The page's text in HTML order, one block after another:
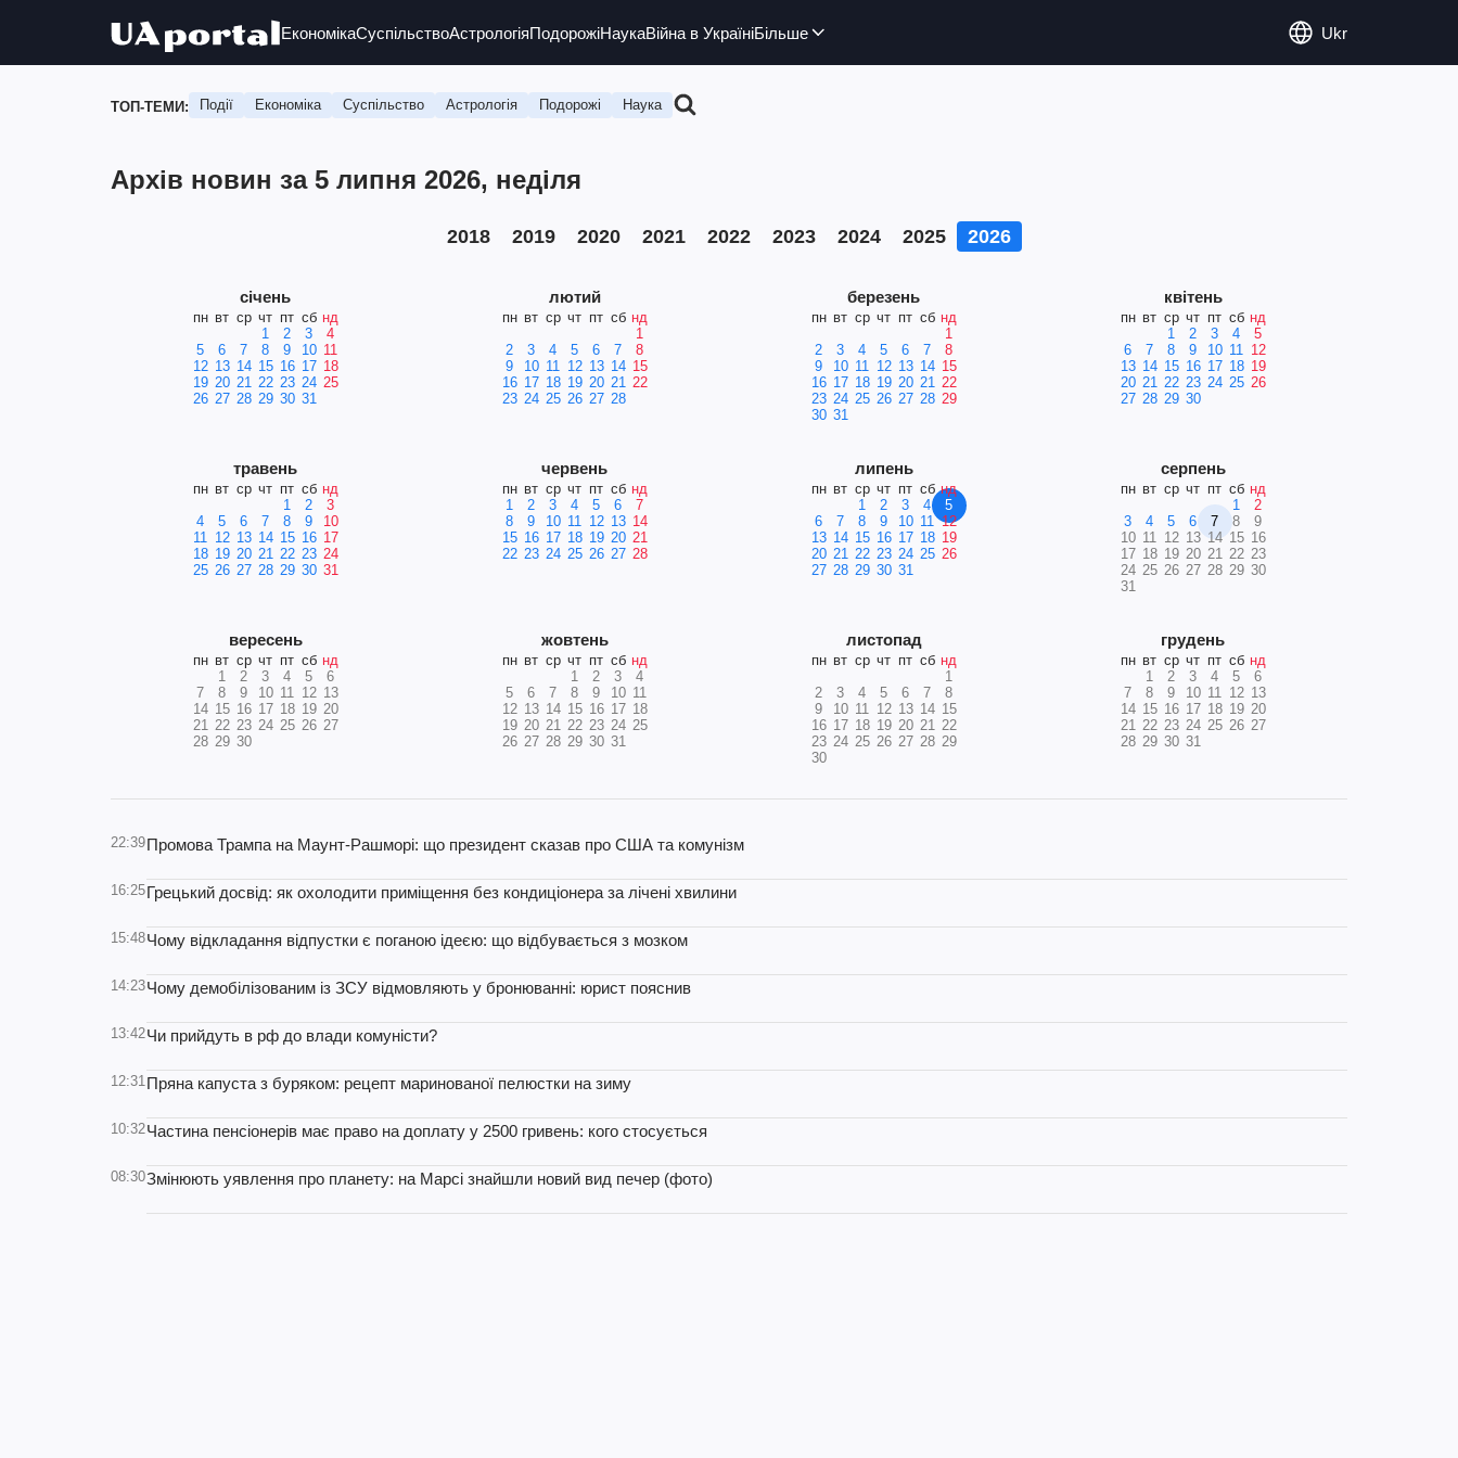
ЕкономікаСуспільствоАстрологіяПодорожіНаукаВійна в УкраїніБільше Ukr
ТОП-ТЕМИ: Події Економіка Суспільство Астрологія Подорожі Наука
Архів новин за 5 липня 2026, неділя
2018 2019 2020 2021 2022 2023 2024 2025 2026
січень
пн вт ср чт пт сб нд
1
2 3
4
5
6 7 8 9 10 11
12 13 14 15 16 17 18
19 20 21 22 23 24 25
26 27 28 29 30 31
лютий
пн вт ср чт пт сб нд
1
2
3 4 5 6 7
8
9
10 11 12 13 14 15
16 17 18 19 20 21 22
23 24 25 26 27 28
березень
пн вт ср чт пт сб нд
1
2
3 4 5 6 7
8
9
10 11 12 13 14 15
16 17 18 19 20 21 22
23 24 25 26 27 28 29
30 31
квітень
пн вт ср чт пт сб нд
1
2 3 4
5
6
7 8 9 10 11 12
13 14 15 16 17 18 19
20 21 22 23 24 25 26
27 28 29 30
травень
пн вт ср чт пт сб нд
1
2
3
4
5 6 7 8 9
10
11 12 13 14 15 16 17
18 19 20 21 22 23 24
25 26 27 28 29 30 31
червень
пн вт ср чт пт сб нд
1
2 3 4 5 6
7
8
9 10 11 12 13 14
15 16 17 18 19 20 21
22 23 24 25 26 27 28
липень
пн вт ср чт пт сб нд
1
2 3 4
5
6
7 8 9 10 11 12
13 14 15 16 17 18 19
20 21 22 23 24 25 26
27 28 29 30 31
серпень
пн вт ср чт пт сб нд
1
2
3
4 5 6 7 8
9
10 11 12 13 14 15 16
17 18 19 20 21 22 23
24 25 26 27 28 29 30
31
вересень
пн вт ср чт пт сб нд
1
2 3 4 5
6
7
8 9 10 11 12 13
14 15 16 17 18 19 20
21 22 23 24 25 26 27
28 29 30
жовтень
пн вт ср чт пт сб нд
1
2 3
4
5
6 7 8 9 10 11
12 13 14 15 16 17 18
19 20 21 22 23 24 25
26 27 28 29 30 31
листопад
пн вт ср чт пт сб нд
1
2
3 4 5 6 7
8
9
10 11 12 13 14 15
16 17 18 19 20 21 22
23 24 25 26 27 28 29
30
грудень
пн вт ср чт пт сб нд
1
2 3 4 5
6
7
8 9 10 11 12 13
14 15 16 17 18 19 20
21 22 23 24 25 26 27
28 29 30 31
22:39Промова Трампа на Маунт-Рашморі: що президент сказав про США та комунізм
16:25Грецький досвід: як охолодити приміщення без кондиціонера за лічені хвилини
15:48Чому відкладання відпустки є поганою ідеєю: що відбувається з мозком
14:23Чому демобілізованим із ЗСУ відмовляють у бронюванні: юрист пояснив
13:42Чи прийдуть в рф до влади комуністи?
12:31Пряна капуста з буряком: рецепт маринованої пелюстки на зиму
10:32Частина пенсіонерів має право на доплату у 2500 гривень: кого стосується
08:30Змінюють уявлення про планету: на Марсі знайшли новий вид печер (фото)